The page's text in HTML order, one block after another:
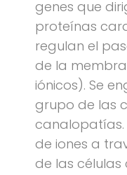
genes que
proteínas
regulan el
de la
iónicos). Se
grupo de las
canalopatías.
de iones a
de las